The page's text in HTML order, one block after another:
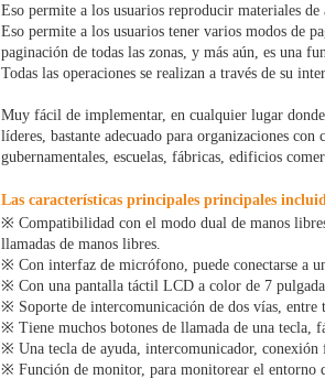
Eso permite a los usuarios reproducir materiales
Eso permite a los usuarios tener varios modos de
paginación de todas las zonas, y más aún, es una
Todas las operaciones se realizan a través de su
Muy fácil de implementar, en cualquier lugar
líderes, bastante adecuado para organizaciones
gubernamentales, escuelas, fábricas, edificios
Las características principales principales
※ Compatibilidad con el modo dual de manos
llamadas de manos libres.
※ Con interfaz de micrófono, puede conectarse a
※ Con una pantalla táctil LCD a color de 7
※ Soporte de intercomunicación de dos vías, entre
※ Tiene muchos botones de llamada de una tecla,
※ Una tecla de ayuda, intercomunicador, conexión
※ Función de monitor, para monitorear el entorno